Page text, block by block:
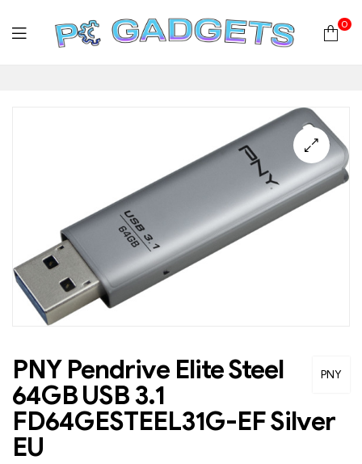
Hardware
|
Αναλώσιμα
0
PNY
PNY Pendrive Elite Steel
64GB USB 3.1
FD64GESTEEL31G-EF Silver
EU